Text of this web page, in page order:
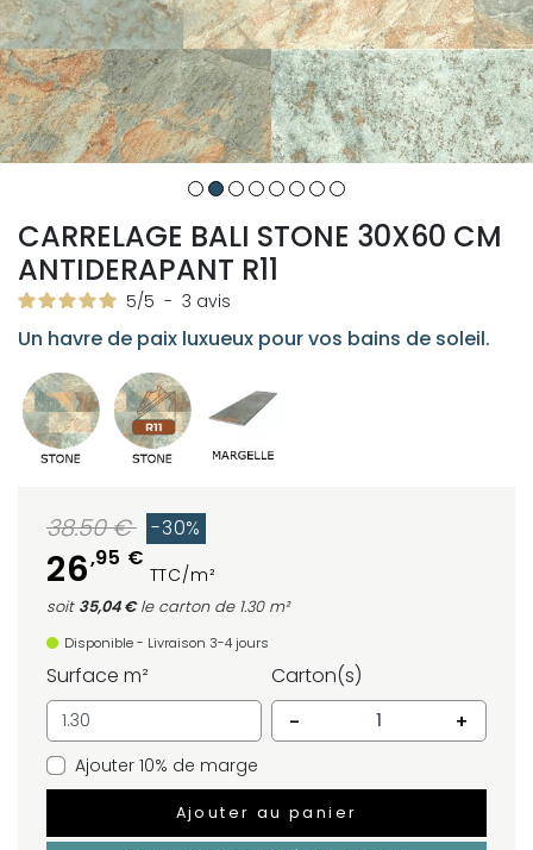
CARRELAGE BALI STONE 30X60 CM
ANTIDERAPANT R11
5/5 - 3 avis
Un havre de paix luxueux pour vos bains de soleil.
38.50 € -30%
26,95 €
TTC/m²
soit 35,04 €le carton de 1.30 m²
Disponible - Livraison 3-4 jours
Surface m²
Carton(s)
-
+
Ajouter 10% de marge
Ajouter au panier